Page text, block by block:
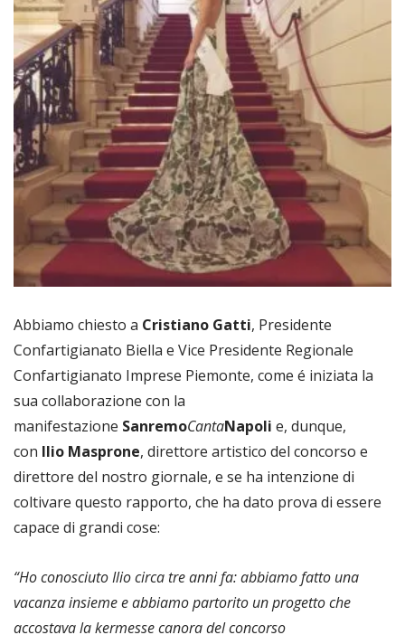
Abbiamo chiesto a Cristiano Gatti, Presidente
Confartigianato Biella e Vice Presidente Regionale
Confartigianato Imprese Piemonte, come é iniziata la
sua collaborazione con la
manifestazione SanremoCantaNapoli e, dunque,
con Ilio Masprone, direttore artistico del concorso e
direttore del nostro giornale, e se ha intenzione di
coltivare questo rapporto, che ha dato prova di essere
capace di grandi cose:
“Ho conosciuto Ilio circa tre anni fa: abbiamo fatto una
vacanza insieme e abbiamo partorito un progetto che
accostava la kermesse canora del concorso